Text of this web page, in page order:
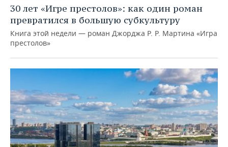
30 лет «Игре престолов»: как один роман
превратился в большую субкультуру
Книга этой недели — роман Джорджа Р. Р. Мартина «Игра
престолов»